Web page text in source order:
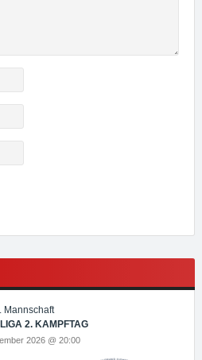
Mannschaft
2. KAMPFTAG
2026 @ 20:00